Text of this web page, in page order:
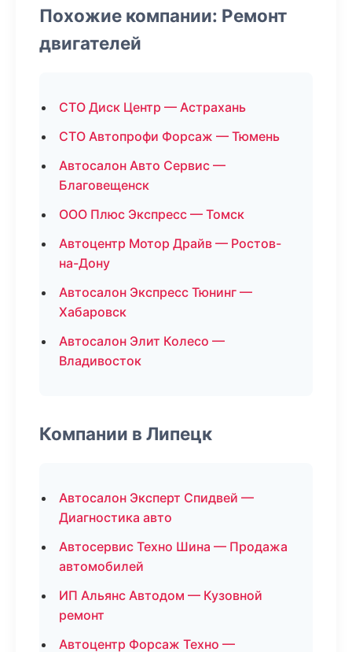
Похожие компании: Ремонт
двигателей
СТО Диск Центр — Астрахань
СТО Автопрофи Форсаж — Тюмень
Автосалон Авто Сервис —
Благовещенск
ООО Плюс Экспресс — Томск
Автоцентр Мотор Драйв — Ростов-
на-Дону
Автосалон Экспресс Тюнинг —
Хабаровск
Автосалон Элит Колесо —
Владивосток
Компании в Липецк
Автосалон Эксперт Спидвей —
Диагностика авто
Автосервис Техно Шина — Продажа
автомобилей
ИП Альянс Автодом — Кузовной
ремонт
Автоцентр Форсаж Техно —